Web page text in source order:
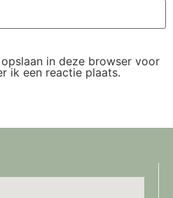
in deze browser voor
ik een reactie plaats.